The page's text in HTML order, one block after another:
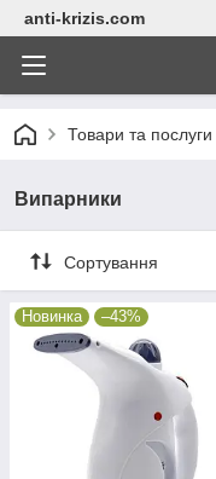
anti-krizis.com
Товари та послуги
Випарники
Сортування
Новинка –43%